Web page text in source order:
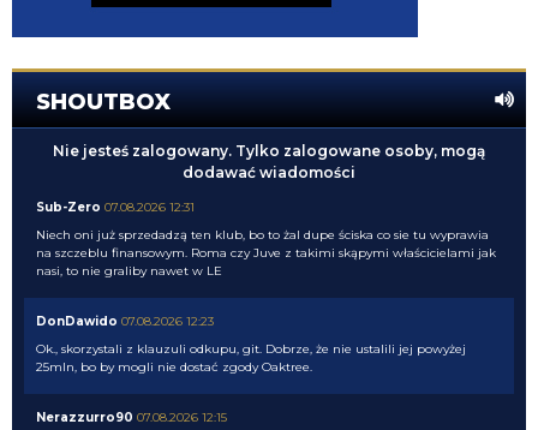
SHOUTBOX
Nie jesteś zalogowany. Tylko zalogowane osoby, mogą
dodawać wiadomości
Sub-Zero 07.08.2026 12:31
Niech oni już sprzedadzą ten klub, bo to żal dupe ściska co sie tu wyprawia
na szczeblu finansowym. Roma czy Juve z takimi skąpymi właścicielami jak
nasi, to nie graliby nawet w LE
DonDawido 07.08.2026 12:23
Ok., skorzystali z klauzuli odkupu, git. Dobrze, że nie ustalili jej powyżej
25mln, bo by mogli nie dostać zgody Oaktree.
Nerazzurro90 07.08.2026 12:15